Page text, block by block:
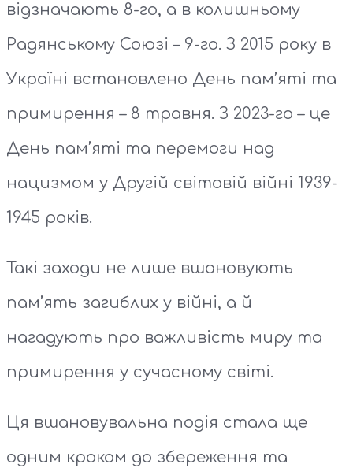
відзначають 8-го, а в колишньому
Радянському Союзі – 9-го. З 2015 року в
Україні встановлено День пам’яті та
примирення – 8 травня. З 2023-го – це
День пам’яті та перемоги над
нацизмом у Другій світовій війні 1939-
1945 років.
Такі заходи не лише вшановують
пам’ять загиблих у війні, а й
нагадують про важливість миру та
примирення у сучасному світі.
Ця вшановувальна подія стала ще
одним кроком до збереження та